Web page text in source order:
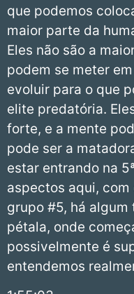
que podemos
maior parte da
Eles não são a
podem se meter
evoluir para o que
elite predatória.
forte, e a mente
pode ser a
estar entrando na
aspectos aqui, com
grupo #5, há algum
pétala, onde
possivelmente é
entendemos